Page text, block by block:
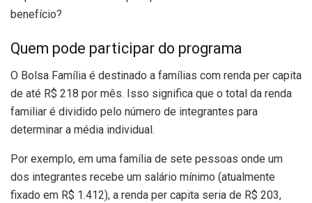
benefício?
Quem pode participar do programa
O Bolsa Família é destinado a famílias com renda per capita
de até R$ 218 por mês. Isso significa que o total da renda
familiar é dividido pelo número de integrantes para
determinar a média individual.
Por exemplo, em uma família de sete pessoas onde um
dos integrantes recebe um salário mínimo (atualmente
fixado em R$ 1.412), a renda per capita seria de R$ 203,